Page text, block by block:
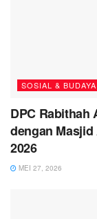
SOSIAL & BUDAYA
DPC Rabithah
dengan
2026
MEI 27, 2026